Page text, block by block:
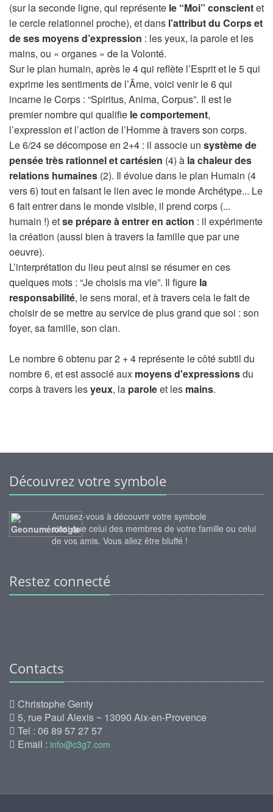
(sur la seconde ligne, qui représente le “Moi” conscientet
le cercle relationnel proche), et dans l’attribut du Corps et
de ses moyens d’expression : les yeux, la parole et les
mains, ou « organes » de la Volonté.
Sur le plan humain, après le 4 qui reflète l’Esprit et le 5 qui
exprime les sentiments de l’Âme, voici venir le 6 qui
incarne le Corps : “Spiritus, Anima, Corpus”. Il est le
premier nombre qui qualifie le comportement,
l’expression et l’action de l’Homme à travers son corps.
Le 6/24 se décompose en 2+4 : il associe un système de
pensée très rationnel et cartésien (4) à la chaleur des
relations humaines (2). Il évolue dans le plan Humain (4
vers 6) tout en faisant le lien avec le monde Archétype... Le
6 fait entrer dans le monde visible, il prend corps (...
humain !) etse prépare à entrer en action : il expérimente
la création (aussi bien à travers la famille que par une
oeuvre).
L’interprétation du lieu peut ainsi se résumer en ces
quelques mots : “Je choisis ma vie”. Il figure la
responsabilité, le sens moral, et à travers cela le fait de
choisir de se mettre au service de plus grand que soi : son
foyer, sa famille, son clan.
Le nombre 6 obtenu par 2 + 4 représente le côté subtil du
nombre 6, et est associé aux moyens d'expressionsdu
corps à travers lesyeux, la paroleet les mains.
Découvrez votre symbole
Amusez-vous à découvrir votre symbole
ainsi que celui des membres de votre famille ou celui
de vos amis. Vous allez être bluffé !
Restez connecté
Contacts
Christophe Genty
5, rue Paul Alexis ~ 13090 Aix-en-Provence
Tel : 06 89 57 27 57
Email : info@c3g7.com